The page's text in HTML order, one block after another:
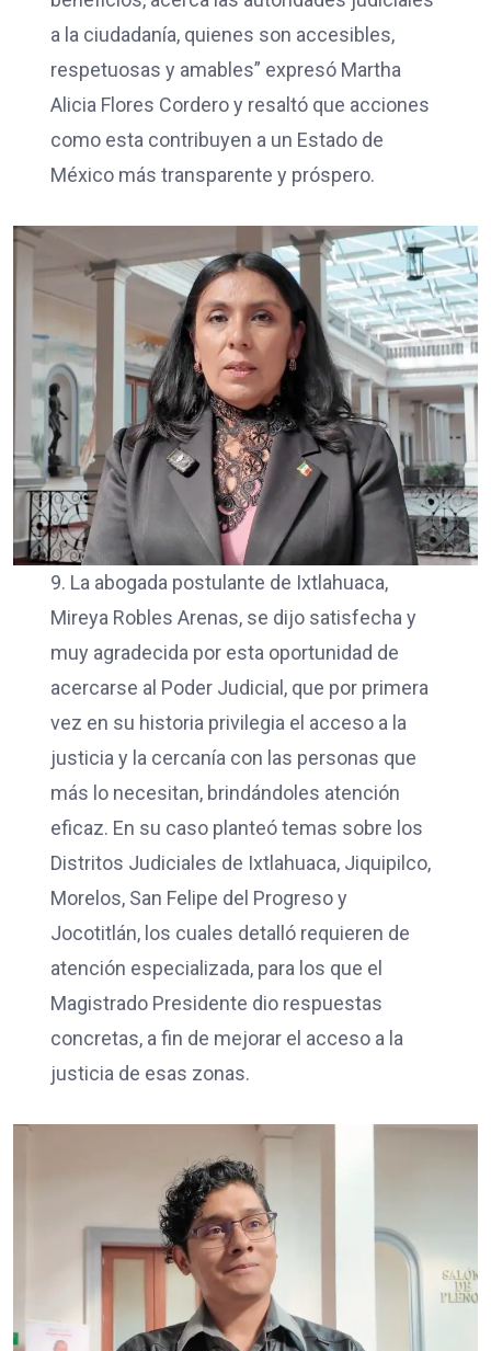
a la ciudadanía, quienes son accesibles,
respetuosas y amables” expresó Martha
Alicia Flores Cordero y resaltó que acciones
como esta contribuyen a un Estado de
México más transparente y próspero.
9. La abogada postulante de Ixtlahuaca,
Mireya Robles Arenas, se dijo satisfecha y
muy agradecida por esta oportunidad de
acercarse al Poder Judicial, que por primera
vez en su historia privilegia el acceso a la
justicia y la cercanía con las personas que
más lo necesitan, brindándoles atención
eficaz. En su caso planteó temas sobre los
Distritos Judiciales de Ixtlahuaca, Jiquipilco,
Morelos, San Felipe del Progreso y
Jocotitlán, los cuales detalló requieren de
atención especializada, para los que el
Magistrado Presidente dio respuestas
concretas, a fin de mejorar el acceso a la
justicia de esas zonas.